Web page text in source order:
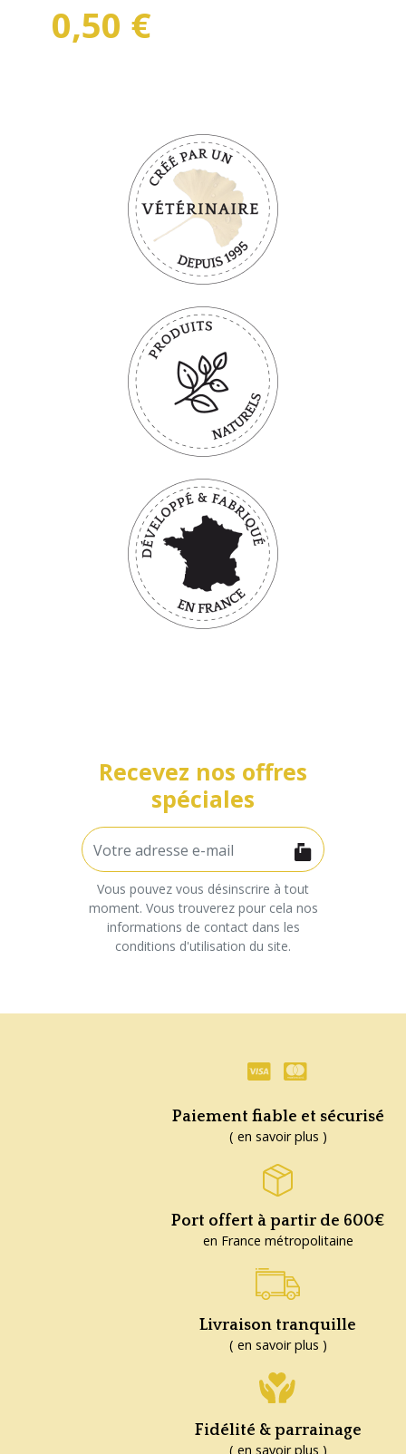
Prix
0,50 €
Recevez nos offres
spéciales
Vous pouvez vous désinscrire à tout
moment. Vous trouverez pour cela nos
informations de contact dans les
conditions d'utilisation du site.
Paiement fiable et sécurisé
( en savoir plus )
Port offert à partir de 600€
en France métropolitaine
Livraison tranquille
( en savoir plus )
Fidélité & parrainage
( en savoir plus )